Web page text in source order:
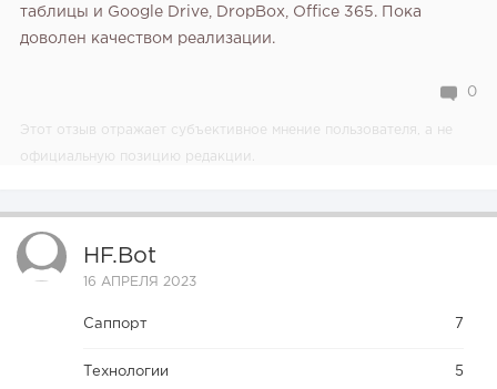
таблицы и Google Drive, DropBox, Office 365. Пока
доволен качеством реализации.
0
Этот отзыв отражает субъективное мнение пользователя, а не
официальную позицию редакции.
HF.bot
16 АПРЕЛЯ 2023
Саппорт 7
Технологии 5